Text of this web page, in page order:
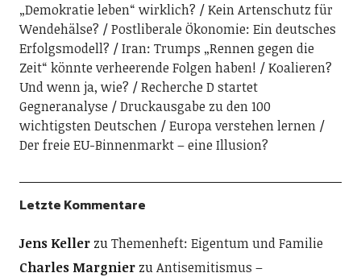
„Demokratie leben“ wirklich?
Kein Artenschutz für
Wendehälse?
Postliberale Ökonomie: Ein deutsches
Erfolgsmodell?
Iran: Trumps „Rennen gegen die
Zeit“ könnte verheerende Folgen haben!
Koalieren?
Und wenn ja, wie?
Recherche D startet
Gegneranalyse
Druckausgabe zu den 100
wichtigsten Deutschen
Europa verstehen lernen
Der freie EU-Binnenmarkt – eine Illusion?
Letzte Kommentare
Jens KellerzuThemenheft: Eigentum und Familie
Charles MargnierzuAntisemitismus –